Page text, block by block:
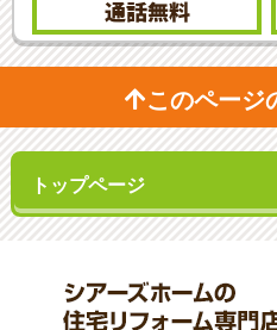
通話無料
このページ